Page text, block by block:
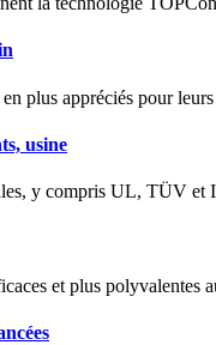
plus appréciés pour
usine
y compris UL, TÜV et
et plus polyvalentes